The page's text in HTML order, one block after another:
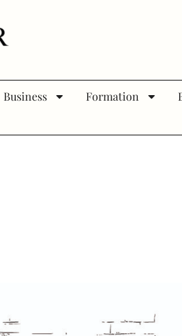
Business Formation